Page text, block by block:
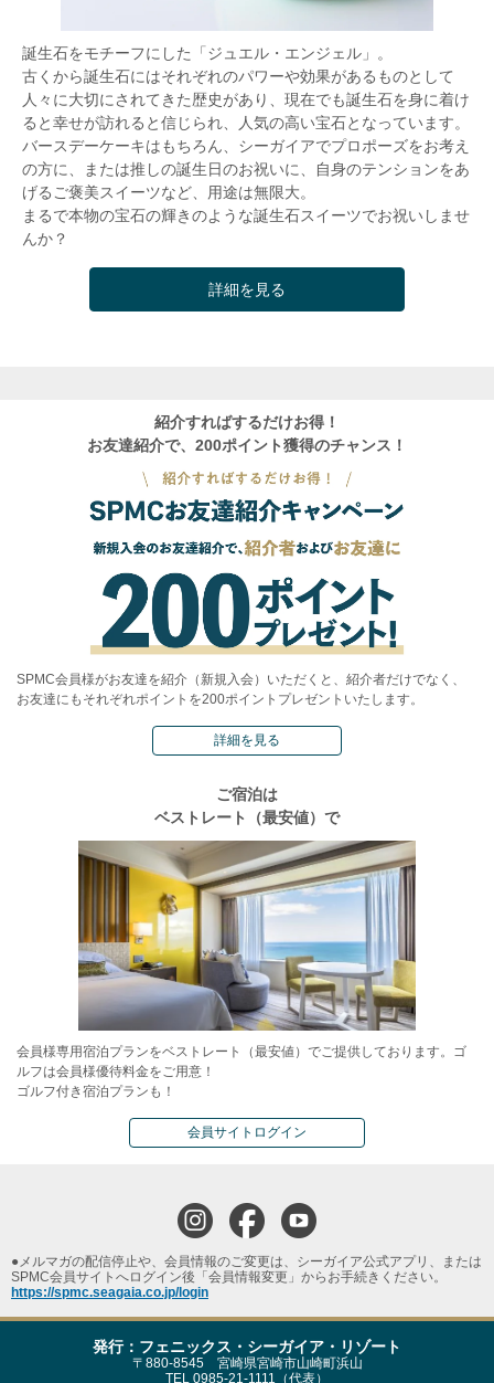
誕生石をモチーフにした「ジュエル・エンジェル」。
古くから誕生石にはそれぞれのパワーや効果があるものとして
人々に大切にされてきた歴史があり、現在でも誕生石を身に着け
ると幸せが訪れると信じられ、人気の高い宝石となっています。
バースデーケーキはもちろん、シーガイアでプロポーズをお考え
の方に、または推しの誕生日のお祝いに、自身のテンションをあ
げるご褒美スイーツなど、用途は無限大。
まるで本物の宝石の輝きのような誕生石スイーツでお祝いしませ
んか？
詳細を見る
紹介すればするだけお得！
お友達紹介で、200ポイント獲得のチャンス！
SPMC会員様がお友達を紹介（新規入会）いただくと、紹介者だけでなく、
お友達にもそれぞれポイントを200ポイントプレゼントいたします。
詳細を見る
ご宿泊は
ベストレート（最安値）で
会員様専用宿泊プランをベストレート（最安値）でご提供しております。ゴ
ルフは会員様優待料金をご用意！
ゴルフ付き宿泊プランも！
会員サイトログイン
●メルマガの配信停止や、会員情報のご変更は、シーガイア公式アプリ、または
SPMC会員サイトへログイン後「会員情報変更」からお手続きください。
https://spmc.seagaia.co.jp/login
発行：フェニックス・シーガイア・リゾート
〒880-8545 宮崎県宮崎市山崎町浜山
TEL 0985-21-1111（代表）